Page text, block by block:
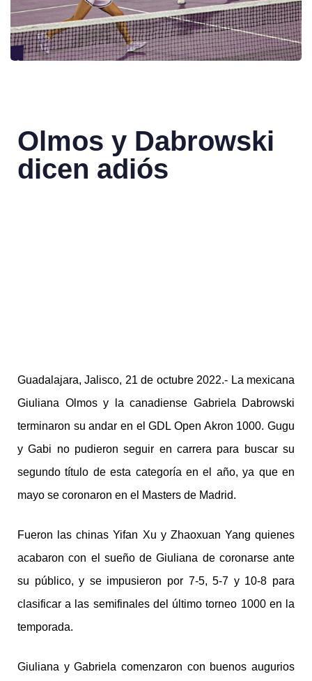
Olmos y Dabrowski
dicen adiós
Guadalajara, Jalisco, 21 de octubre 2022.- La mexicana
Giuliana Olmos y la canadiense Gabriela Dabrowski
terminaron su andar en el GDL Open Akron 1000. Gugu
y Gabi no pudieron seguir en carrera para buscar su
segundo título de esta categoría en el año, ya que en
mayo se coronaron en el Masters de Madrid.
Fueron las chinas Yifan Xu y Zhaoxuan Yang quienes
acabaron con el sueño de Giuliana de coronarse ante
su público, y se impusieron por 7-5, 5-7 y 10-8 para
clasificar a las semifinales del último torneo 1000 en la
temporada.
Giuliana y Gabriela comenzaron con buenos augurios